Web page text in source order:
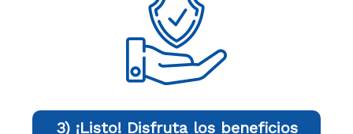
3) ¡Listo! Disfruta los beneficios